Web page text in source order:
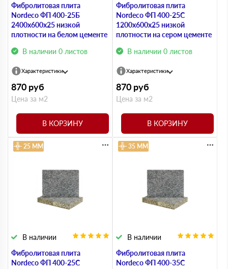
Фибролитовая плита
Nordeco ФП 400-25Б
2400х600х25 низкой
плотности на белом цементе
В наличии 0 листов
Характеристики
870 руб
Цена за м2
В КОРЗИНУ
Фибролитовая плита
Nordeco ФП 400-25С
1200х600х25 низкой
плотности на сером цементе
В наличии 0 листов
Характеристики
870 руб
Цена за м2
В КОРЗИНУ
Фибролитовая плита
Nordeco ФП 400-25С
В наличии
25 ММ
Фибролитовая плита
Nordeco ФП 400-35С
В наличии
35 ММ